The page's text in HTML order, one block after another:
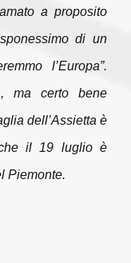
a proposito
di un
l’Europa”.
ma certo bene
dell’Assietta è
il 19 luglio è
Piemonte.